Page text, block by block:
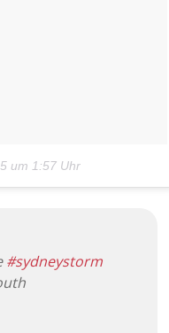
um 1:57 Uhr
#sydneystorm